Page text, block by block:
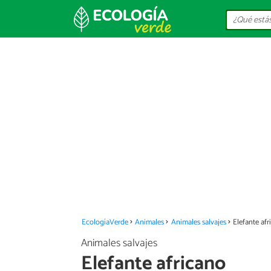
EcologíaVerde Animales Animales salvajes Elefante
Animales salvajes
Elefante africano